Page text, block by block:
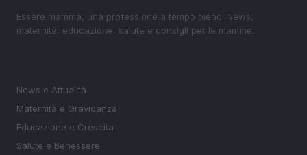
Essere mamma, una professione a tempo pieno. News,
maternità, educazione, salute e consigli per le mamme.
News e Attualità
Maternità e Gravidanza
Educazione e Crescita
Salute e Benessere